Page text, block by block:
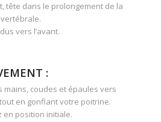
tête dans le prolongement de la
vers l’avant.
:
mains, coudes et épaules vers
en gonflant votre poitrine.
en position initiale.